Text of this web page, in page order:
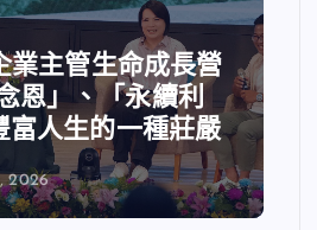
業主管生命成長營
恩」、「永續利
人生的一種莊嚴
2026